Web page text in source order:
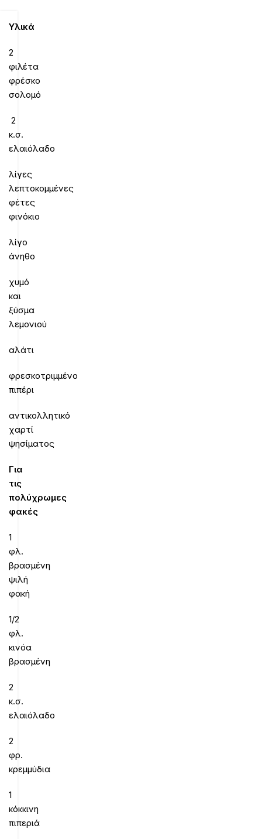
Υλικά
2
φιλέτα
φρέσκο
σολομό
2
κ.σ.
ελαιόλαδο
λίγες
λεπτοκομμένες
φέτες
φινόκιο
λίγο
άνηθο
χυμό
και
ξύσμα
λεμονιού
αλάτι
φρεσκοτριμμένο
πιπέρι
αντικολλητικό
χαρτί
ψησίματος
Για
τις
πολύχρωμες
φακές
1
φλ.
βρασμένη
ψιλή
φακή
1/2
φλ.
κινόα
βρασμένη
2
κ.σ.
ελαιόλαδο
2
φρ.
κρεμμύδια
1
κόκκινη
πιπεριά